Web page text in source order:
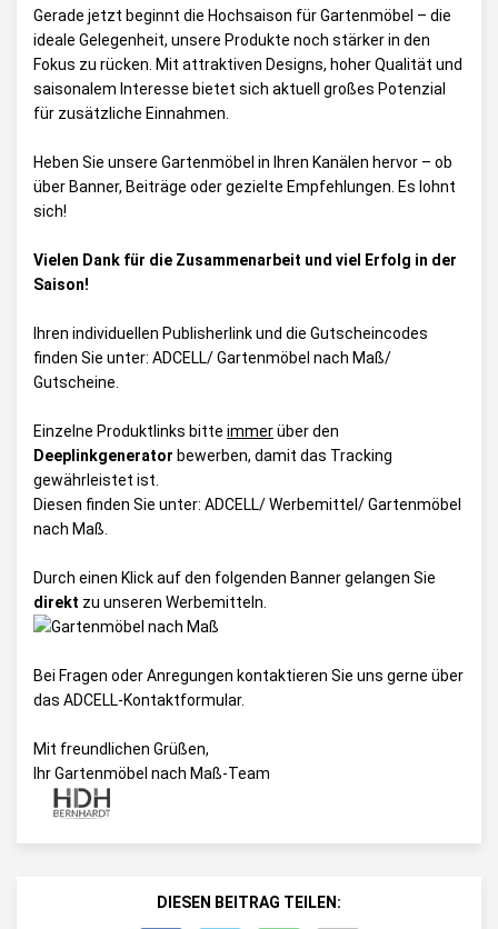
Gerade jetzt beginnt die Hochsaison für Gartenmöbel – die
ideale Gelegenheit, unsere Produkte noch stärker in den
Fokus zu rücken. Mit attraktiven Designs, hoher Qualität und
saisonalem Interesse bietet sich aktuell großes Potenzial
für zusätzliche Einnahmen.
Heben Sie unsere Gartenmöbel in Ihren Kanälen hervor – ob
über Banner, Beiträge oder gezielte Empfehlungen. Es lohnt
sich!
Vielen Dank für die Zusammenarbeit und viel Erfolg in der
Saison!
Ihren individuellen Publisherlink und die Gutscheincodes
finden Sie unter: ADCELL/ Gartenmöbel nach Maß/
Gutscheine
Einzelne Produktlinks bitte immerüber den
Deeplinkgenerator bewerben, damit das Tracking
gewährleistet ist.
Diesen finden Sie unter: ADCELL/ Werbemittel/ Gartenmöbel
nach Maß
Durch einen Klick auf den folgenden Banner gelangen Sie
direkt zu unseren Werbemitteln.
Bei Fragen oder Anregungen kontaktieren Sie uns gerne über
das ADCELL-Kontaktformular.
Mit freundlichen Grüßen,
Ihr Gartenmöbel nach Maß-Team
DIESEN BEITRAG TEILEN: